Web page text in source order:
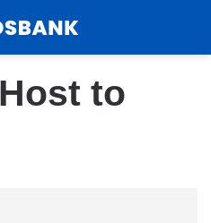
to